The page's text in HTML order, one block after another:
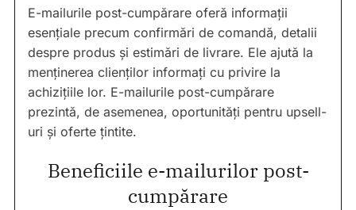
E-mailurile post-cumpărare oferă informații
esențiale precum confirmări de comandă, detalii
despre produs și estimări de livrare. Ele ajută la
menținerea clienților informați cu privire la
achizițiile lor. E-mailurile post-cumpărare
prezintă, de asemenea, oportunități pentru upsell-
uri și oferte țintite.
Beneficiile e-mailurilor post-
cumpărare